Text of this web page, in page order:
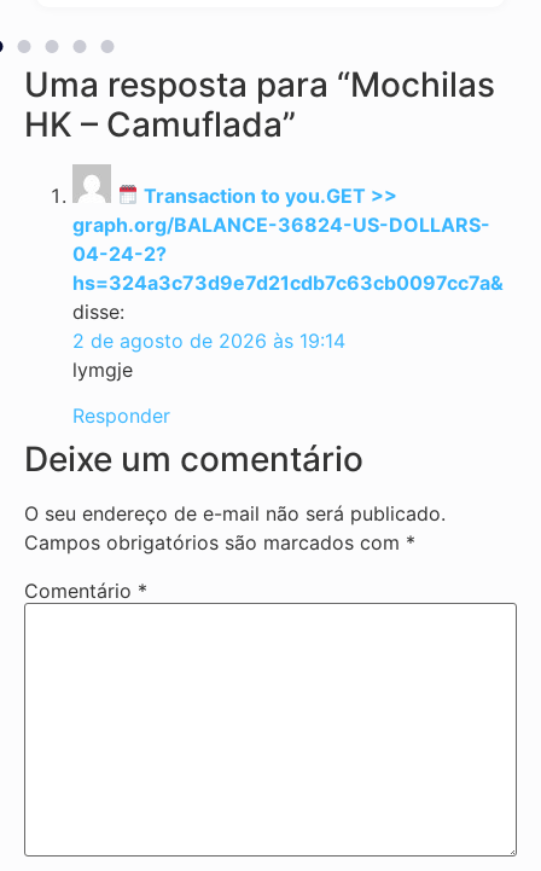
Uma resposta para “Mochilas
HK – Camuflada”
Transaction to you.GET >>
graph.org/BALANCE-36824-US-DOLLARS-
04-24-2?
hs=324a3c73d9e7d21cdb7c63cb0097cc7a&
disse:
2 de agosto de 2026 às 19:14
lymgje
Responder
Deixe um comentário
O seu endereço de e-mail não será publicado.
Campos obrigatórios são marcados com *
Comentário *